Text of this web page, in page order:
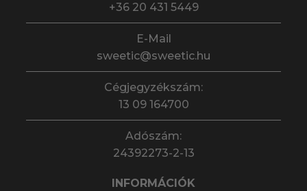
+36 20 431 5449
E-Mail
sweetic@sweetic.hu
Cégjegyzékszám:
13 09 164700
Adószám:
24392273-2-13
INFORMÁCIÓK